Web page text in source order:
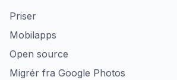
Priser
Mobilapps
Open source
Migrér fra Google Photos